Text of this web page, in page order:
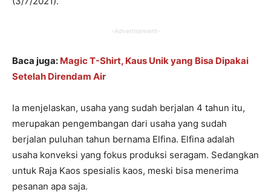
-Advertisement-
Baca juga: Magic T-Shirt, Kaus Unik yang Bisa Dipakai
Setelah Direndam Air
Ia menjelaskan, usaha yang sudah berjalan 4 tahun itu,
merupakan pengembangan dari usaha yang sudah
berjalan puluhan tahun bernama Elfina. Elfina adalah
usaha konveksi yang fokus produksi seragam. Sedangkan
untuk Raja Kaos spesialis kaos, meski bisa menerima
pesanan apa saja.